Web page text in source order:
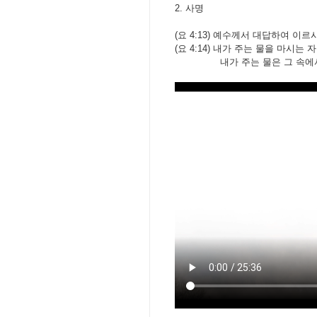
2. 사명
(요 4:13) 예수께서 대답하여 이르
(요 4:14) 내가 주는 물을 마시는
내가 주는 물은 그 속에서